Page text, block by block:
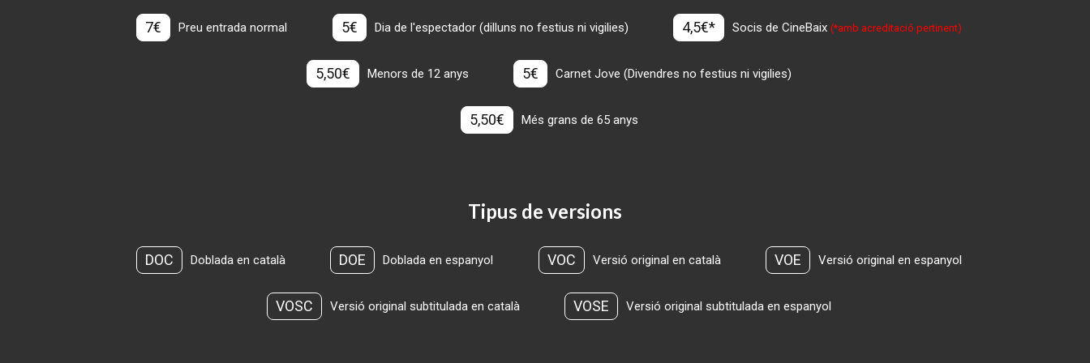
7€ Preu entrada normal 5€ Dia de l'espectador (dilluns no festius ni vigilies) 4,5€* Socis de CineBaix(*amb acreditació pertinent)
5,50€ Menors de 12 anys 5€ Carnet Jove (Divendres no festius ni vigilies)
5,50€ Més grans de 65 anys
Tipus de versions
DOC Doblada en català DOE Doblada en espanyol VOC Versió original en català VOE Versió original en espanyol
VOSC Versió original subtitulada en català VOSE Versió original subtitulada en espanyol